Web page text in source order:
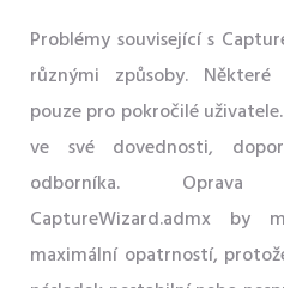
Problémy související s
různými způsoby.
pouze pro pokročilé
ve své dovednosti,
odborníka.
CaptureWizard.admx by
maximální opatrností,